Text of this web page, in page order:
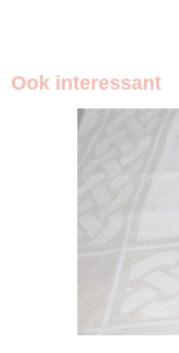
Ook interessant